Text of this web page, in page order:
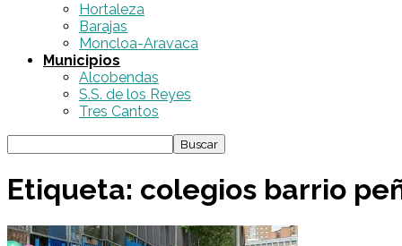
Hortaleza
Barajas
Moncloa-Aravaca
Municipios
Alcobendas
S.S. de los Reyes
Tres Cantos
Etiqueta: colegios barrio